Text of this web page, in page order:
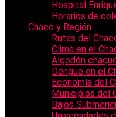
Hospital
Horarios de
Chaco y Región
Rutas del
Clima en el
Algodón
Dengue en el
Economía del
Municipios del
Bajos